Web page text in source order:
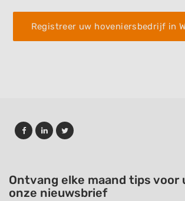
Registreer uw hoveniersbedrijf in
Ontvang elke maand tips voor
onze nieuwsbrief